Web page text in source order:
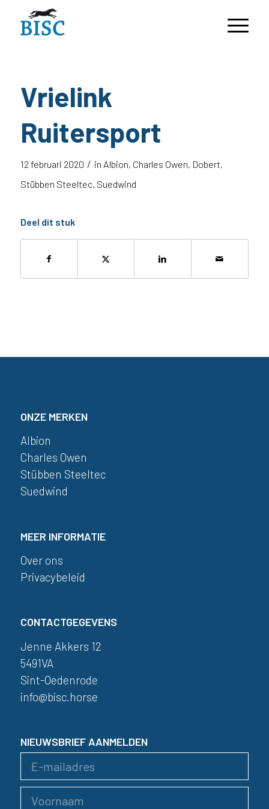
Vrielink
Ruitersport
12 februari 2020 / in Albion, Charles Owen, Dobert,
Stübben Steeltec, Suedwind
Deel dit stuk
ONZE MERKEN
Albion
Charles Owen
Stübben Steeltec
Suedwind
MEER INFORMATIE
Over ons
Privacybeleid
CONTACTGEGEVENS
Jenne Akkers 12
5491VA
Sint-Oedenrode
info@bisc.horse
NIEUWSBRIEF AANMELDEN